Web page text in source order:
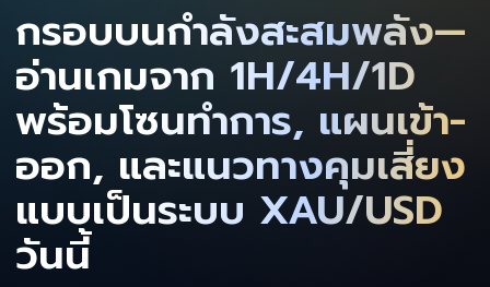
กรอบบนกำลังสะสมพลัง—
อ่านเกมจาก 1H/4H/1D
พร้อมโซนทำการ, แผนเข้า-
ออก, และแนวทางคุมเสี่ยง
แบบเป็นระบบ XAU/USD
วันนี้